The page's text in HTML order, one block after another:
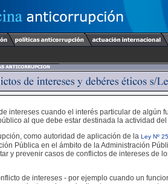
intereses cuando el interés particular de algún
al que debe estar destinada la actividad del
como autoridad de aplicación de la Ley Nº
Pública en el ámbito de la Administración
y prevenir casos de conflictos de intereses de
de intereses - por ejemplo cuando un